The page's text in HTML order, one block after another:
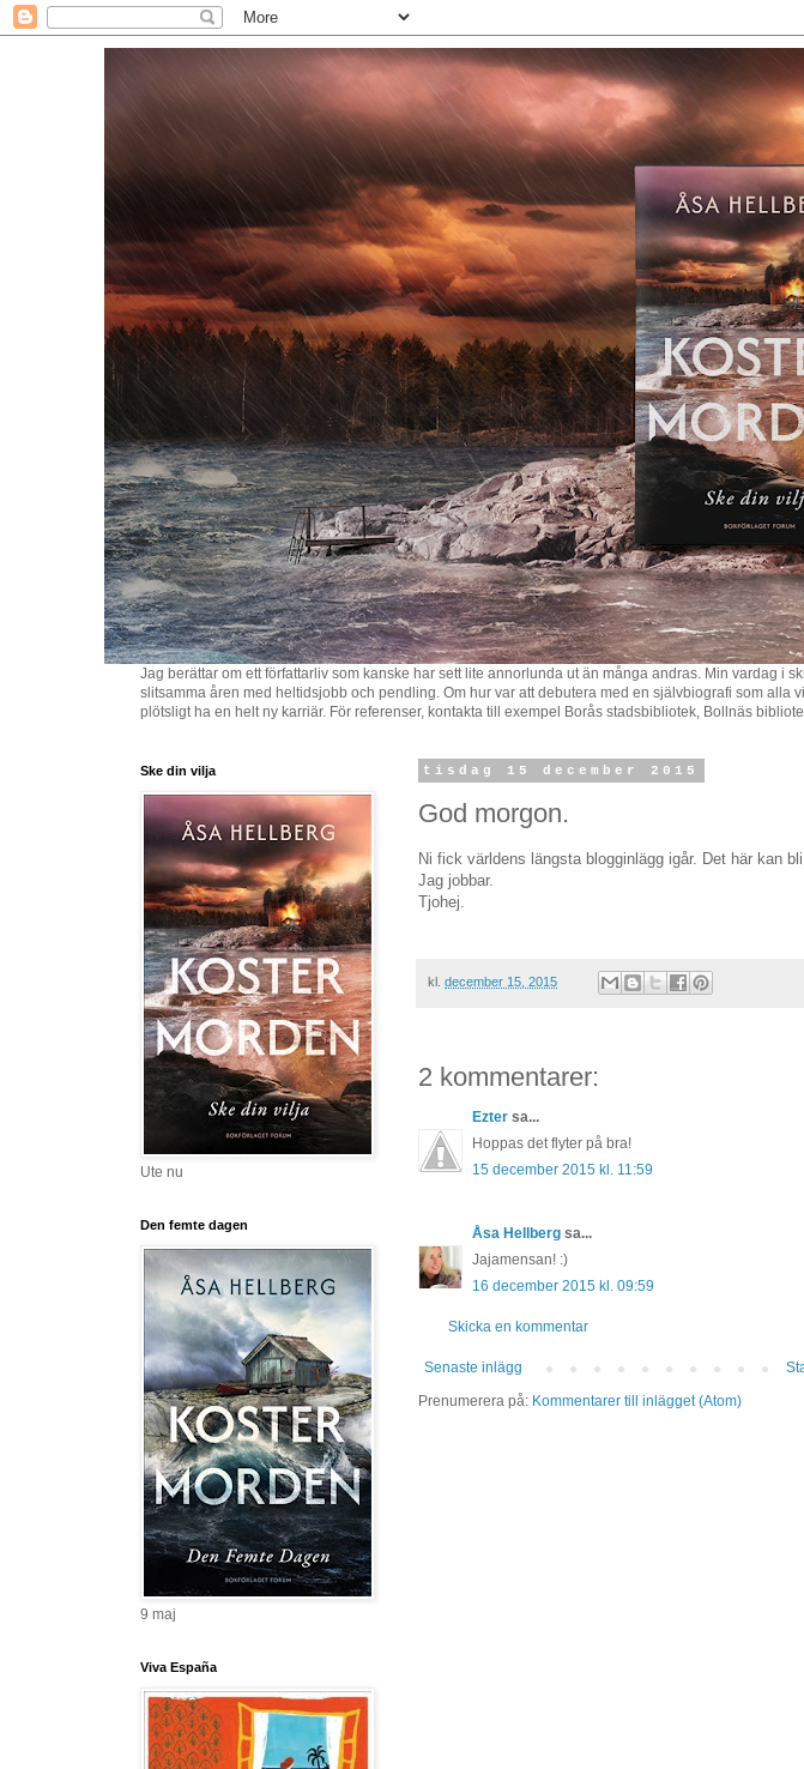
Jag berättar om ett författarliv som kanske har sett lite annorlunda ut än många andras. Min vardag i
slitsamma åren med heltidsjobb och pendling. Om hur var att debutera med en självbiografi som
plötsligt ha en helt ny karriär. För referenser, kontakta till exempel Borås stadsbibliotek, Bollnäs
tisdag 15 december 2015
God morgon.
Ni fick världens längsta blogginlägg igår. Det här kan
Jag jobbar.
Tjohej.
kl. december 15, 2015
2 kommentarer:
Ezter sa...
Hoppas det flyter på bra!
15 december 2015 kl. 11:59
Åsa Hellberg sa...
Jajamensan! :)
16 december 2015 kl. 09:59
Skicka en kommentar
Senaste inlägg
Prenumerera på: Kommentarer till inlägget (Atom)
Ske din vilja
Ute nu
Den femte dagen
9 maj
Viva España